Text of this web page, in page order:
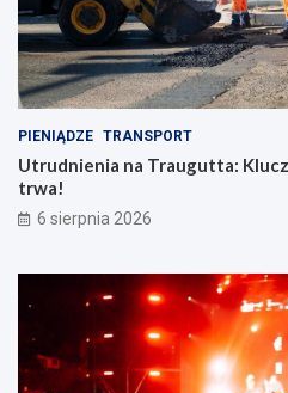
PIENIĄDZE TRANSPORT
Utrudnienia na Traugutta:
trwa!
6 sierpnia 2026